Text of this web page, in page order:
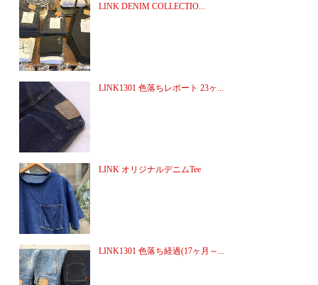
LINK DENIM COLLECTIO...
LINK1301 色落ちレポート 23ヶ...
LINK オリジナルデニムTee
LINK1301 色落ち経過(17ヶ月～...